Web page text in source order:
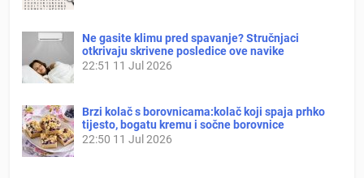
Ne gasite klimu pred spavanje? Stručnjaci
otkrivaju skrivene posledice ove navike
22:51 11 Jul 2026
Brzi kolač s borovnicama:kolač koji spaja prhko
tijesto, bogatu kremu i sočne borovnice
22:50 11 Jul 2026